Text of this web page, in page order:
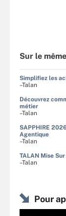
Sur le
Simplifiez les
–Talan
Découvrez
métier
–Talan
SAPPHIRE
Agentique
–Talan
TALAN Mise
–Talan
Pour